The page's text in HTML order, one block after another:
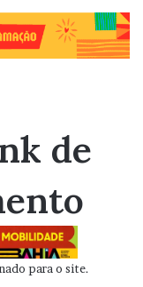
de
para o site.